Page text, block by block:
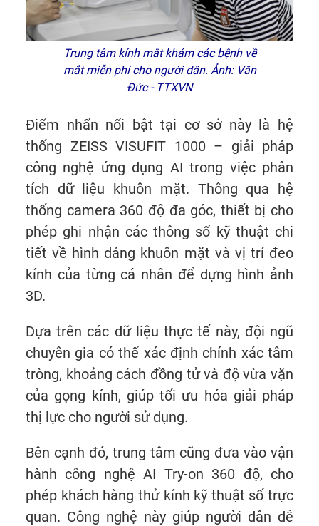
Trung tâm kính mắt khám các bệnh về
mắt miễn phí cho người dân. Ảnh: Văn
Đức - TTXVN
Điểm nhấn nổi bật tại cơ sở này là hệ
thống ZEISS VISUFIT 1000 – giải pháp
công nghệ ứng dụng AI trong việc phân
tích dữ liệu khuôn mặt. Thông qua hệ
thống camera 360 độ đa góc, thiết bị cho
phép ghi nhận các thông số kỹ thuật chi
tiết về hình dáng khuôn mặt và vị trí đeo
kính của từng cá nhân để dựng hình ảnh
3D.
Dựa trên các dữ liệu thực tế này, đội ngũ
chuyên gia có thể xác định chính xác tâm
tròng, khoảng cách đồng tử và độ vừa vặn
của gọng kính, giúp tối ưu hóa giải pháp
thị lực cho người sử dụng.
Bên cạnh đó, trung tâm cũng đưa vào vận
hành công nghệ AI Try-on 360 độ, cho
phép khách hàng thử kính kỹ thuật số trực
quan. Công nghệ này giúp người dân dễ